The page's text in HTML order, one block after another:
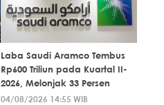
Laba Saudi Aramco Tembus
Rp600 Triliun pada Kuartal II-
2026, Melonjak 33 Persen
04/08/2026 14:55 WIB